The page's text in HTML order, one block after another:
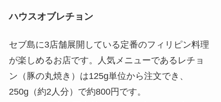
ハウスオブレチョン
セブ島に3店舗展開している定番のフィリピン料理
が楽しめるお店です。人気メニューであるレチョ
ン（豚の丸焼き）は125g単位から注文でき、
250g（約2人分）で約800円です。